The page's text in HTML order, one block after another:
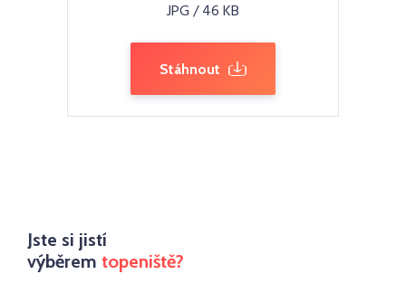
JPG / 46 KB
Stáhnout
Jste si jistí
výběrem topeniště?